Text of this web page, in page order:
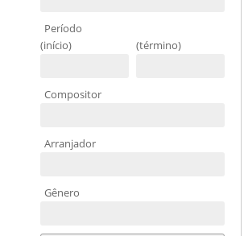
Período
(início)
(término)
Compositor
Arranjador
Gênero